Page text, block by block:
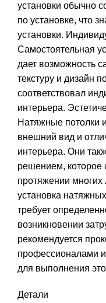
установки обычно
по установке, что
установки.
Самостоятельная
дает возможность
текстуру и дизайн
соответствовал
интерьера.
Натяжные потолки
внешний вид и
интерьера. Они
решением, которое
протяжении многих
установка
требует
возникновении
рекомендуется
профессионалами
для выполнения
Детали